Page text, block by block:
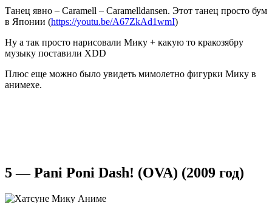
Танец явно – Caramell – Caramelldansen. Этот танец просто бум
в Японии (https://youtu.be/A67ZkAd1wmI)
Ну а так просто нарисовали Мику + какую то кракозябру
музыку поставили XDD
Плюс еще можно было увидеть мимолетно фигурки Мику в
анимехе.
5 — Pani Poni Dash! (OVA) (2009 год)